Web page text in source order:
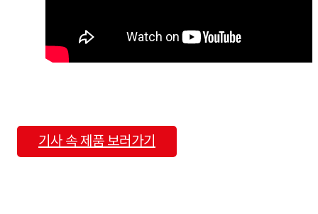
기사 속 제품 보러가기